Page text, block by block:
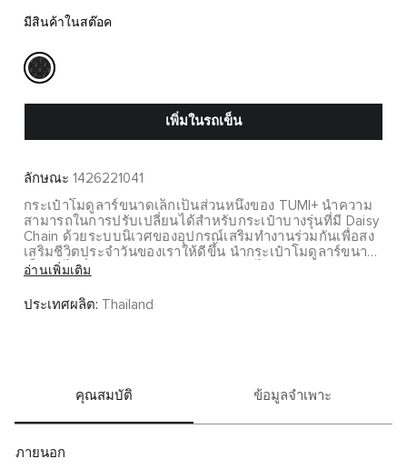
มีสินค้าในสต๊อค
เพิ่มในรถเข็น
ลักษณะ 1426221041
กระเป๋าโมดูลาร์ขนาดเล็กเป็นส่วนหนึ่งของ TUMI+ นำความ
สามารถในการปรับเปลี่ยนได้สำหรับกระเป๋าบางรุ่นที่มี Daisy
Chain ด้วยระบบนิเวศของอุปกรณ์เสริมทำงานร่วมกันเพื่อสง
เสริมชีวิตประจำวันของเราให้ดีขึ้น นำกระเป๋าโมดูลาร์ขนาด
เล็กติดไว้ที่ด้านหน้ากระเป๋า สายสะพายไหล่ หรือกระเป๋าด้าน
มาระหว่างกระเป๋าได้อย่างง่ายดายด้วย G-hooks ทำให้การ
อ่านเพิ่มเติม
ประเทศผลิต: Thailand
คุณสมบัติ ข้อมูลจำเพาะ
ภายนอก